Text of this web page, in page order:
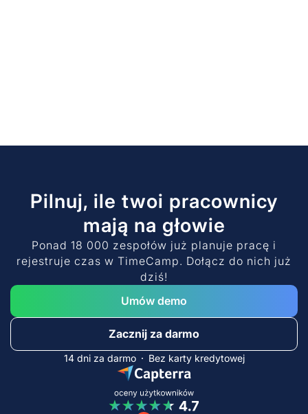
Pilnuj, ile twoi pracownicy
mają na głowie
Ponad 18 000 zespołów już planuje pracę i
rejestruje czas w TimeCamp. Dołącz do nich już
dziś!
Umów demo
Zacznij za darmo
14 dni za darmo Bez karty kredytowej